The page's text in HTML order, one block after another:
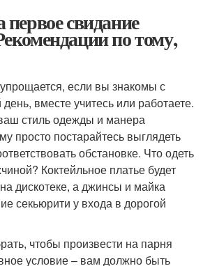
первое свидание
по тому,
если вы знакомы с
вместе учитесь или работаете.
стиль одежды и манера
просто постарайтесь выглядеть
обстановке. Что одеть
Коктейльное платье будет
дискотеке, а джинсы и майка
секьюрити у входа в дорогой
чтобы произвести на парня
условие – вам должно быть